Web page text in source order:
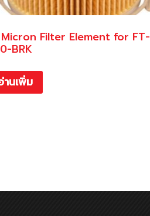
Micron Filter Element for FT-
BRK
านเพิ่ม